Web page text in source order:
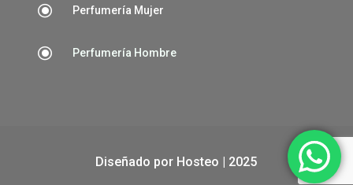
\ Perfumería Mujer
\ Perfumería Hombre
Diseñado por Hosteo | 2025